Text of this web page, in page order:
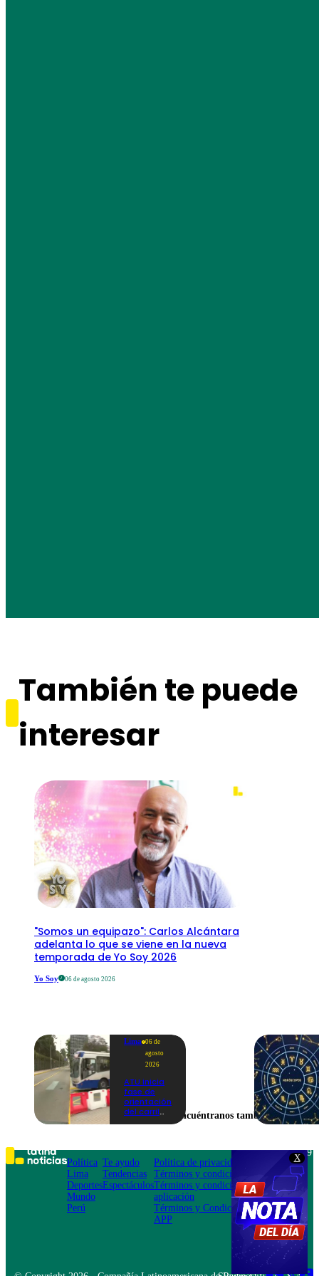
X
También te puede
interesar
"Somos un equipazo": Carlos Alcántara
adelanta lo que se viene en la nueva
temporada de Yo Soy 2026
Yo Soy 06 de agosto 2026
Lima 06 de
agosto
2026
ATU inicia
fase de
orientación
del carril
Azul en la
av.
Arequipa |
VIDEO
Encuéntranos también en
Política
Lima
Deportes
Mundo
Perú
Te ayudo
Tendencias
Espectáculos
Política de privacidad
Términos y condiciones
Términos y condiciones
aplicación
Términos y Condiciones
APP
Teléfono: 219
Av. San
Felipe 968
Jesús María